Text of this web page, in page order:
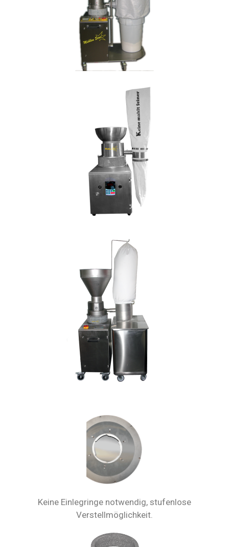
Keine Einlegringe notwendig, stufenlose
Verstellmöglichkeit.